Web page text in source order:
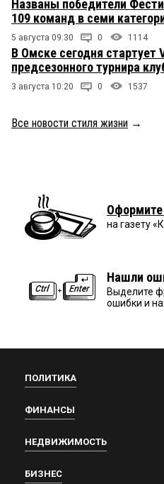
Названы победители
109 команд в семи
5 августа 09:30 0 1114
В Омске сегодня стартует
предсезонного турнира
3 августа 10:20 0 1537
Все новости стиля жизни →
Оформите
на газету
Нашли
Выделите
ошибки и
ПОЛИТИКА
ФИНАНСЫ
НЕДВИЖИМОСТЬ
БИЗНЕС